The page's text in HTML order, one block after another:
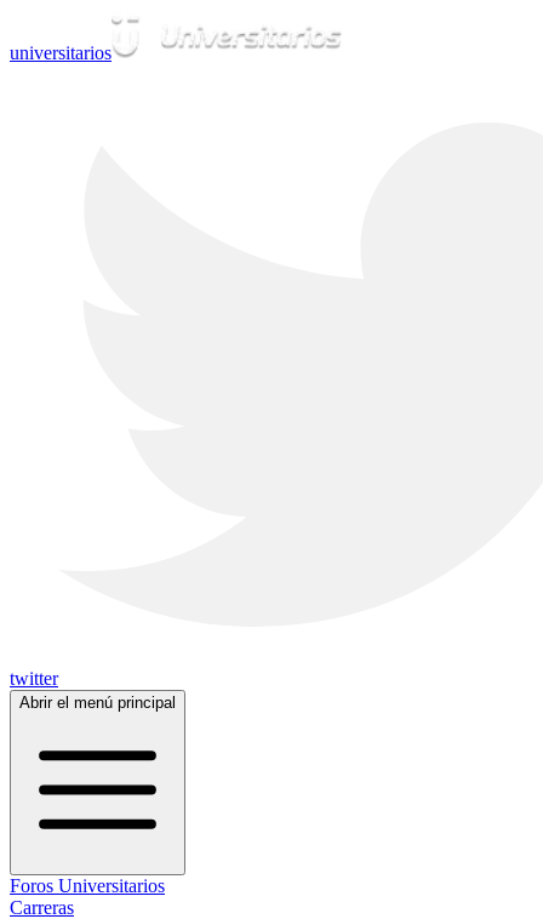
universitarios
twitter
Abrir el menú principal
Foros Universitarios
Carreras